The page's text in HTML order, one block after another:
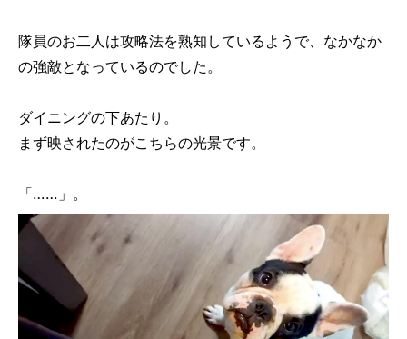
隊員のお二人は攻略法を熟知しているようで、なかなか
の強敵となっているのでした。
ダイニングの下あたり。
まず映されたのがこちらの光景です。
「……」。